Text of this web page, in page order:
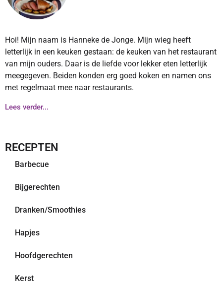
Hoi! Mijn naam is Hanneke de Jonge. Mijn wieg heeft
letterlijk in een keuken gestaan: de keuken van het restaurant
van mijn ouders. Daar is de liefde voor lekker eten letterlijk
meegegeven. Beiden konden erg goed koken en namen ons
met regelmaat mee naar restaurants.
Lees verder...
RECEPTEN
Barbecue
Bijgerechten
Dranken/Smoothies
Hapjes
Hoofdgerechten
Kerst